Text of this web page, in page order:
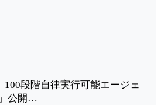
100段階自律実行可能エージェ
公開…